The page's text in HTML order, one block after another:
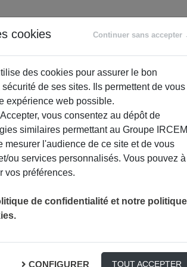
ACCOMPAGNEMENT
vous aider ?
cookies Continuer sans accepter
des cookies pour assurer le bon
de ses sites. Ils permettent de vous
expérience web possible.
vous consentez au dépôt de
similaires permettant au Groupe IRCEM
mesurer l'audience de ce site et de vous
ou services personnalisés. Vous pouvez à
vos préférences.
de confidentialité et notre politique
CONFIGURER TOUT ACCEPTER